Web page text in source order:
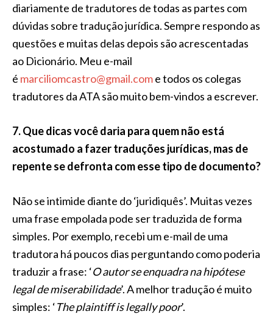
diariamente de tradutores de todas as partes com
dúvidas sobre tradução jurídica. Sempre respondo as
questões e muitas delas depois são acrescentadas
ao Dicionário. Meu e-mail
é marciliomcastro@gmail.come todos os colegas
tradutores da ATA são muito bem-vindos a escrever.
7. Que dicas você daria para quem não está
acostumado a fazer traduções jurídicas, mas de
repente se defronta com esse tipo de documento?
Não se intimide diante do ‘juridiquês’. Muitas vezes
uma frase empolada pode ser traduzida de forma
simples. Por exemplo, recebi um e-mail de uma
tradutora há poucos dias perguntando como poderia
traduzir a frase: ‘O autor se enquadra na hipótese
legal de miserabilidade’. A melhor tradução é muito
simples: ‘The plaintiff is legally poor’.